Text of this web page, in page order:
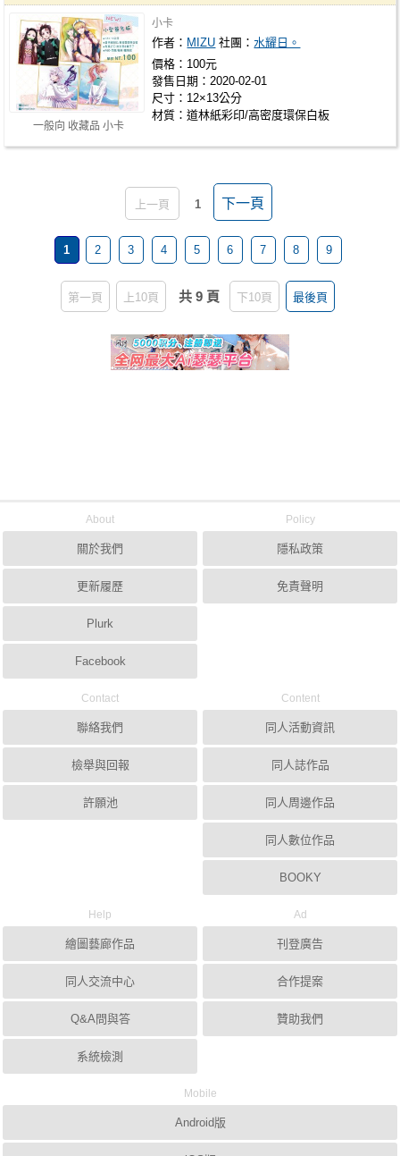
一般向 收藏品 小卡
小卡
作者： MIZU 社團：水耀日。
價格：100元
發售日期：2020-02-01
尺寸：12×13公分
材質：道林紙彩印/高密度環保白板
上一頁 1 下一頁
1 2 3 4 5 6 7 8 9
第一頁 上10頁 共 9 頁 下10頁 最後頁
About
關於我們
更新履歷
Plurk
Facebook
Policy
隱私政策
免責聲明
Contact
聯絡我們
檢舉與回報
許願池
Content
同人活動資訊
同人誌作品
同人周邊作品
同人數位作品
BOOKY
Help
繪圖藝廊作品
同人交流中心
Q&A問與答
系統檢測
Ad
刊登廣告
合作提案
贊助我們
Mobile
Android版